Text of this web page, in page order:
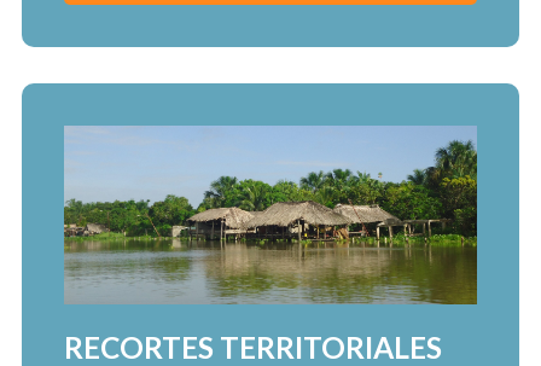
RECORTES TERRITORIALES